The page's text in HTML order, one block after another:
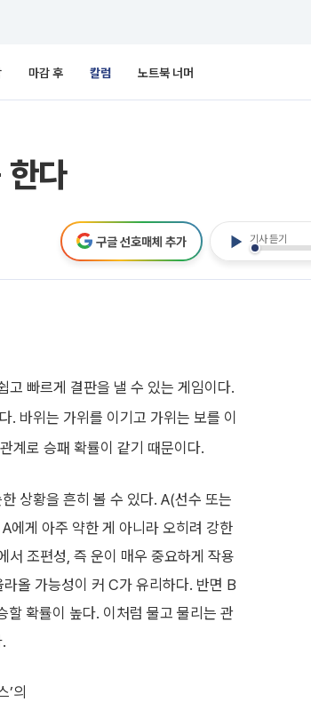
마감 후 칼럼 노트북 너머
한다
기사 듣기
구글 선호매체 추가
고 빠르게 결판을 낼 수 있는 게임이다.
. 바위는 가위를 이기고 가위는 보를 이
계로 승패 확률이 같기 때문이다.
상황을 흔히 볼 수 있다. A(선수 또는
에게 아주 약한 게 아니라 오히려 강한
서 조편성, 즉 운이 매우 중요하게 작용
올 가능성이 커 C가 유리하다. 반면 B
확률이 높다. 이처럼 물고 물리는 관
의